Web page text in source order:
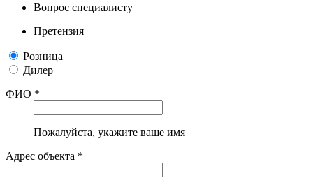
Вопрос специалисту
Претензия
Розница
Дилер
ФИО *
Пожалуйста, укажите ваше имя
Адрес объекта *